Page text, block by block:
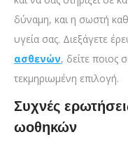
δύναμη, και η σωστή
υγεία σας. Διεξάγετε
ασθενών, δείτε ποιος
τεκμηριωμένη επιλογή.
Συχνές
ωοθηκών